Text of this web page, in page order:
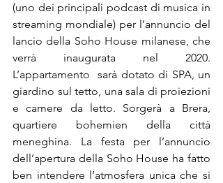
(uno dei principali podcast di musica in
streaming mondiale) per l’annuncio del
lancio della Soho House milanese, che
verrà inaugurata nel 2020.
L’appartamento  sarà dotato di SPA, un
giardino sul tetto, una sala di proiezioni
e camere da letto. Sorgerà a Brera,
quartiere bohemien della città
meneghina. La festa per l’annuncio
dell’apertura della Soho House ha fatto
ben intendere l’atmosfera unica che si